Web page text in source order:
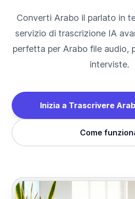
Converti Arabo il parlato in
servizio di trascrizione IA
perfetta per Arabo file audio,
interviste.
Inizia a Trascrivere
Come